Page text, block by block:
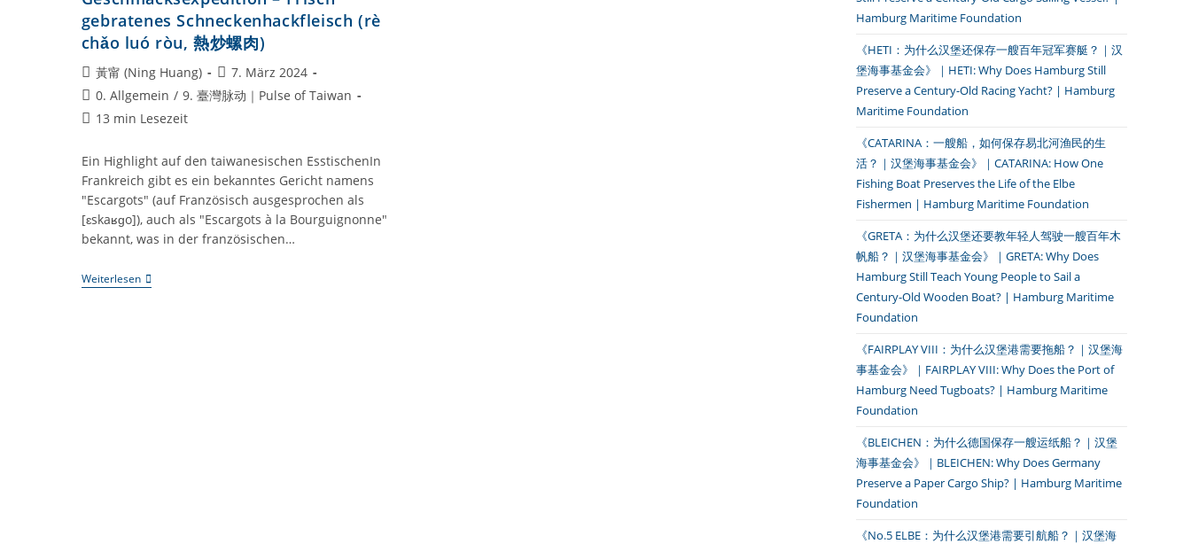
Die
Chinesischen
Traditionellen
Tugenden
gebratenes Schneckenhackfleisch (rè
chǎo luó ròu, 熱炒螺肉)
Beitrags-
Autor:
黃甯 (Ning Huang)
Beitrag
veröffentlicht:
7. März 2024
Beitrags-
Kategorie:
0. Allgemein / 9. 臺灣脉动｜Pulse of Taiwan
Lesedauer:
13 min Lesezeit
Ein Highlight auf den taiwanesischen EsstischenIn
Frankreich gibt es ein bekanntes Gericht namens
"Escargots" (auf Französisch ausgesprochen als
[ɛskaʁɡo]), auch als "Escargots à la Bourguignonne"
bekannt, was in der französischen…
WeiterlesenTaiwan-
Kompetenz:
Hamburg Maritime Foundation
《HETI：为什么汉堡还保存一艘百年冠军赛艇？｜汉
堡海事基金会》｜HETI: Why Does Hamburg Still
Preserve a Century-Old Racing Yacht? | Hamburg
Maritime Foundation
《CATARINA：一艘船，如何保存易北河渔民的生
活？｜汉堡海事基金会》｜CATARINA: How One
Fishing Boat Preserves the Life of the Elbe
Fishermen | Hamburg Maritime Foundation
《GRETA：为什么汉堡还要教年轻人驾驶一艘百年木
帆船？｜汉堡海事基金会》｜GRETA: Why Does
Hamburg Still Teach Young People to Sail a
Century-Old Wooden Boat? | Hamburg Maritime
Foundation
《FAIRPLAY VIII：为什么汉堡港需要拖船？｜汉堡海
事基金会》｜FAIRPLAY VIII: Why Does the Port of
Hamburg Need Tugboats? | Hamburg Maritime
Foundation
《BLEICHEN：为什么德国保存一艘运纸船？｜汉堡
海事基金会》｜BLEICHEN: Why Does Germany
Preserve a Paper Cargo Ship? | Hamburg Maritime
Foundation
《No.5 ELBE：为什么汉堡港需要引航船？｜汉堡海